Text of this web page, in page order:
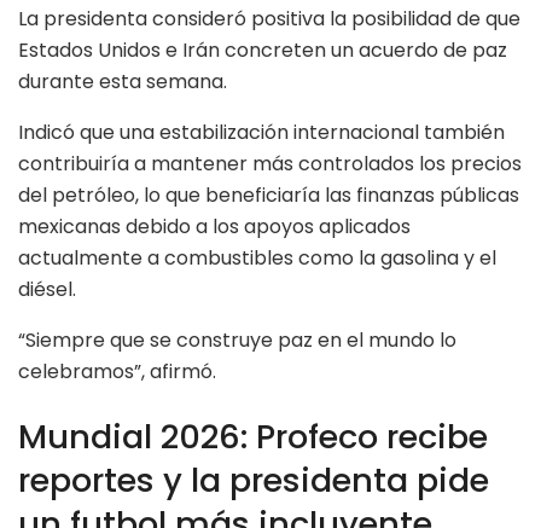
La presidenta consideró positiva la posibilidad de que
Estados Unidos e Irán concreten un acuerdo de paz
durante esta semana.
Indicó que una estabilización internacional también
contribuiría a mantener más controlados los precios
del petróleo, lo que beneficiaría las finanzas públicas
mexicanas debido a los apoyos aplicados
actualmente a combustibles como la gasolina y el
diésel.
“Siempre que se construye paz en el mundo lo
celebramos”, afirmó.
Mundial 2026: Profeco recibe
reportes y la presidenta pide